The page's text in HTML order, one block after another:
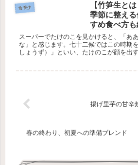
食養生
【竹笋生と
季節に整え
すめ食べ方
スーパーでたけのこを見かけると、「あ
な」と感じます。七十二候ではこの時期
しょうず）」といい、たけのこが顔を出
揚げ里芋の甘辛
春の終わり、初夏への準備ブレンド